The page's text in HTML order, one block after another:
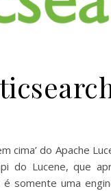
cima’ do Apache
do Lucene, que
somente uma